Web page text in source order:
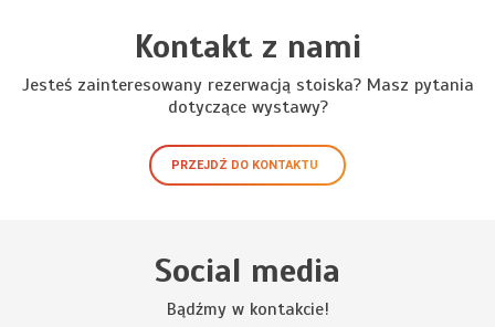
Kontakt z nami
Jesteś zainteresowany rezerwacją stoiska? Masz pytania
dotyczące wystawy?
PRZEJDŹ DO KONTAKTU
Social media
Bądźmy w kontakcie!